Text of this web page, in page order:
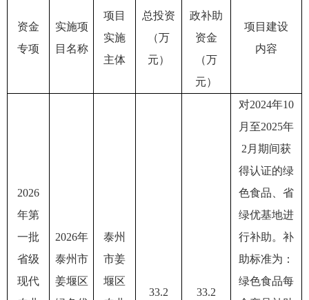
资金
专项
实施项
目名称
项目
实施
主体
总投资
（万
元）
政补助
资金
（万
元）
项目建设
内容
2026
年第
一批
省级
现代
2026年
泰州市
姜堰区
泰州
市姜
堰区
33.2 33.2
对2024年10
月至2025年
2月期间获
得认证的绿
色食品、省
绿优基地进
行补助。补
助标准为：
绿色食品每